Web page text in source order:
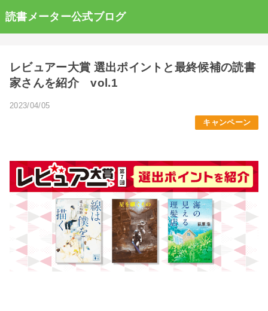
読書メーター公式ブログ
レビュアー大賞 選出ポイントと最終候補の読書
家さんを紹介 vol.1
2023/04/05
キャンペーン